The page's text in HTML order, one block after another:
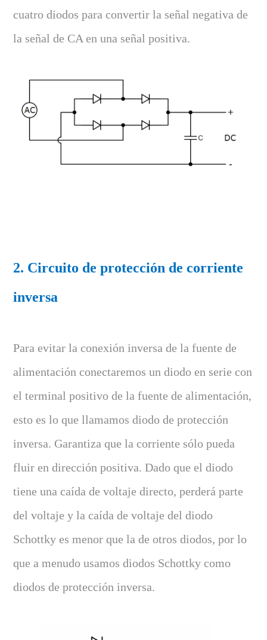
cuatro diodos para convertir la señal negativa de
la señal de CA en una señal positiva.
2. Circuito de protección de corriente
inversa
Para evitar la conexión inversa de la fuente de
alimentación conectaremos un diodo en serie con
el terminal positivo de la fuente de alimentación,
esto es lo que llamamos diodo de protección
inversa. Garantiza que la corriente sólo pueda
fluir en dirección positiva. Dado que el diodo
tiene una caída de voltaje directo, perderá parte
del voltaje y la caída de voltaje del diodo
Schottky es menor que la de otros diodos, por lo
que a menudo usamos diodos Schottky como
diodos de protección inversa.